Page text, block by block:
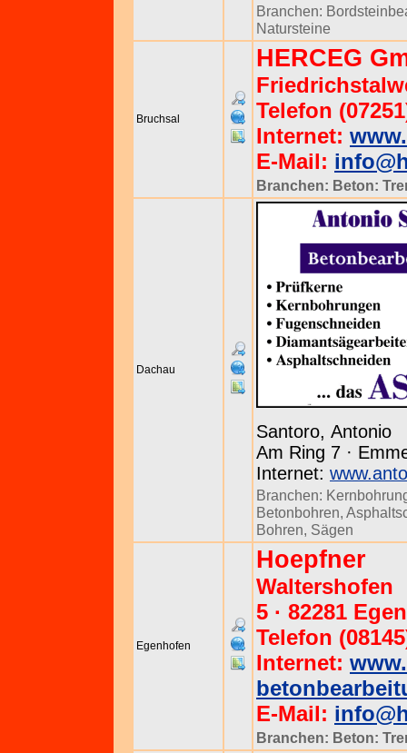
Branchen:
Natursteine
Bruchsal
HERCEG
Telefon
Internet:
E-Mail:
Branchen: Beton:
Dachau
Santoro, Antonio
Am Ring 7 ·
Internet:
Branchen:
Betonbohren,
Bohren, Sägen
Egenhofen
Hoepfner
Waltershofen
5 · 82281
Telefon
Internet:
E-Mail:
Branchen: Beton: